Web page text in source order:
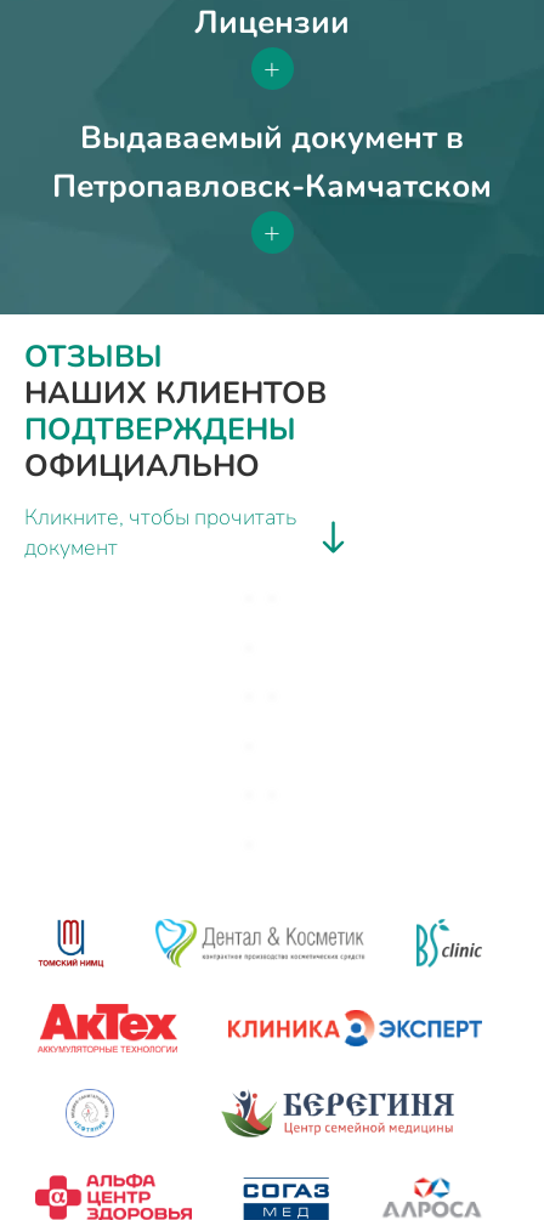
Лицензии
+
Выдаваемый документ в
Петропавловск-Камчатском
+
ОТЗЫВЫ
НАШИХ КЛИЕНТОВ
ПОДТВЕРЖДЕНЫ
ОФИЦИАЛЬНО
Кликните, чтобы прочитать
документ